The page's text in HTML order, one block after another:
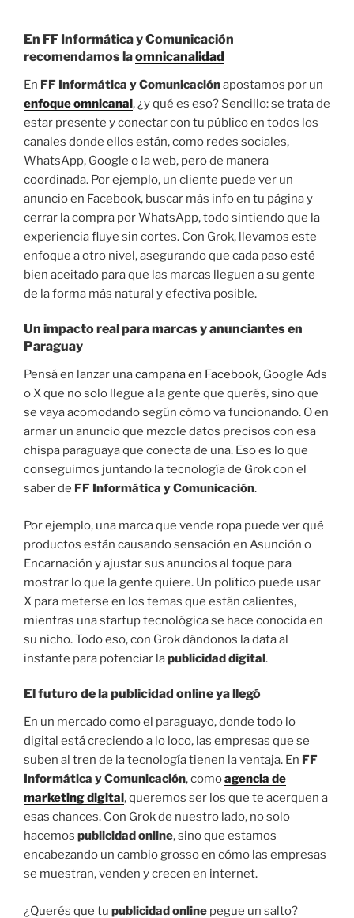
En FF Informática y Comunicación
recomendamos laomnicanalidad
En FF Informática y Comunicaciónapostamos por un
enfoque omnicanal, ¿y qué es eso? Sencillo: se trata de
estar presente y conectar con tu público en todos los
canales donde ellos están, como redes sociales,
WhatsApp, Google o la web, pero de manera
coordinada. Por ejemplo, un cliente puede ver un
anuncio en Facebook, buscar más info en tu página y
cerrar la compra por WhatsApp, todo sintiendo que la
experiencia fluye sin cortes. Con Grok, llevamos este
enfoque a otro nivel, asegurando que cada paso esté
bien aceitado para que las marcas lleguen a su gente
de la forma más natural y efectiva posible.
Un impacto real para marcas y anunciantes en
Paraguay
Pensá en lanzar unacampaña en Facebook, Google Ads
o X que no solo llegue a la gente que querés, sino que
se vaya acomodando según cómo va funcionando. O en
armar un anuncio que mezcle datos precisos con esa
chispa paraguaya que conecta de una. Eso es lo que
conseguimos juntando la tecnología de Grok con el
saber de FF Informática y Comunicación.
Por ejemplo, una marca que vende ropa puede ver qué
productos están causando sensación en Asunción o
Encarnación y ajustar sus anuncios al toque para
mostrar lo que la gente quiere. Un político puede usar
X para meterse en los temas que están calientes,
mientras una startup tecnológica se hace conocida en
su nicho. Todo eso, con Grok dándonos la data al
instante para potenciar lapublicidad digital.
El futuro de lapublicidad onlineya llegó
En un mercado como el paraguayo, donde todo lo
digital está creciendo a lo loco, las empresas que se
suben al tren de la tecnología tienen la ventaja. En FF
Informática y Comunicación, comoagencia de
marketing digital, queremos ser los que te acerquen a
esas chances. Con Grok de nuestro lado, no solo
hacemos publicidad online, sino que estamos
encabezando un cambio grosso en cómo las empresas
se muestran, venden y crecen en internet.
¿Querés que tu publicidad online pegue un salto?